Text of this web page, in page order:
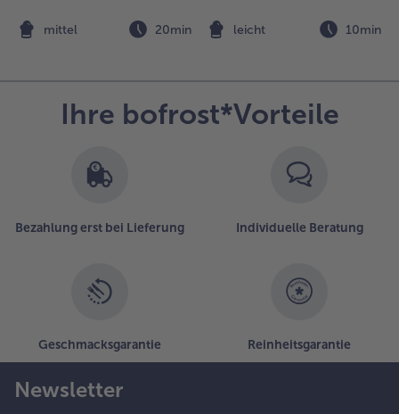
marinierten Erdbeeren
mittel 20min leicht 10min
Ihre bofrost*Vorteile
Bezahlung erst bei Lieferung Individuelle Beratung
Geschmacksgarantie Reinheitsgarantie
Newsletter